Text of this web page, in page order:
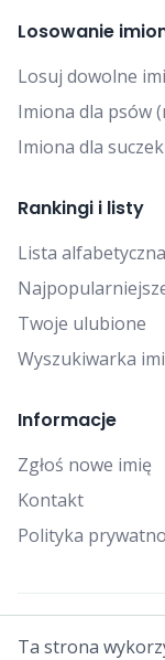
Losowanie
Losuj dowolne
Imiona dla psów
Imiona dla
Rankingi i listy
Lista alfabetyczna
Twoje ulubione
Wyszukiwarka
Informacje
Zgłoś nowe imię
Kontakt
Polityka
© 2025 Falcon
Ta strona